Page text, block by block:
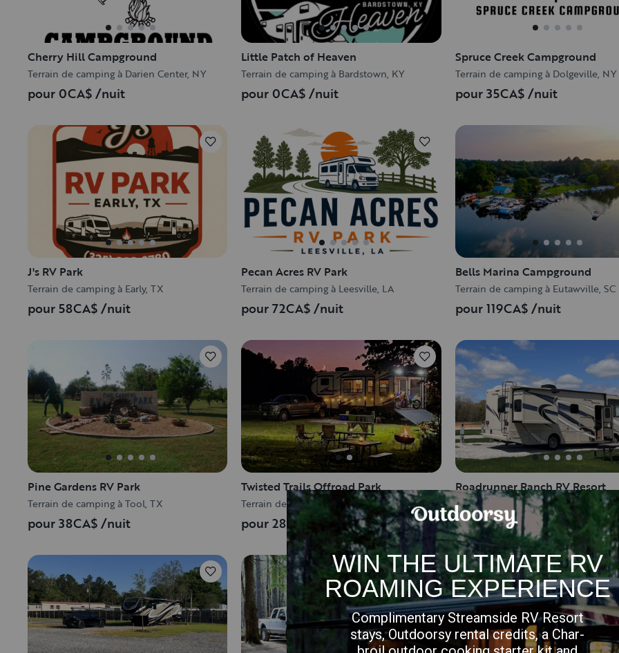
Cherry Hill Campground
Terrain de camping à Darien Center, NY
pour 0CA$/nuit
Little Patch of Heaven
Terrain de camping à Bardstown, KY
pour 0CA$ /nuit
Spruce Creek Campground
Terrain de camping à Dolgeville, NY
pour 35CA$/nuit
J's RV Park
Terrain de camping à Early, TX
pour 58CA$/nuit
Pecan Acres RV Park
Terrain de camping à Leesville, LA
pour 72CA$ /nuit
Bells Marina Campground
Terrain de camping à Eutawville, SC
pour 119CA$/nuit
Pine Gardens RV Park
Terrain de camping à Tool, TX
pour 38CA$/nuit
Twisted Trails Offroad Park
Terrain de camping à Copemish, MI
pour 28CA$ /nuit
Roadrunner Ranch RV Resort
Terrain de camping à Marietta, OK
pour 69CA$ /nuit